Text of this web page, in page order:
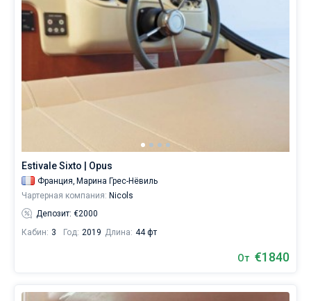
Estivale Sixto | Opus
Франция, Марина Грес-Нёвиль
Чартерная компания: Nicols
Депозит: €2000
Кабин: 3 Год: 2019 Длина: 44 фт
От €1840